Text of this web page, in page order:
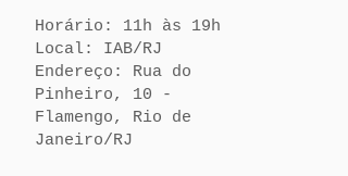
Horário: 11h às 19h
Local: IAB/RJ
Endereço: Rua do
Pinheiro, 10 -
Flamengo, Rio de
Janeiro/RJ